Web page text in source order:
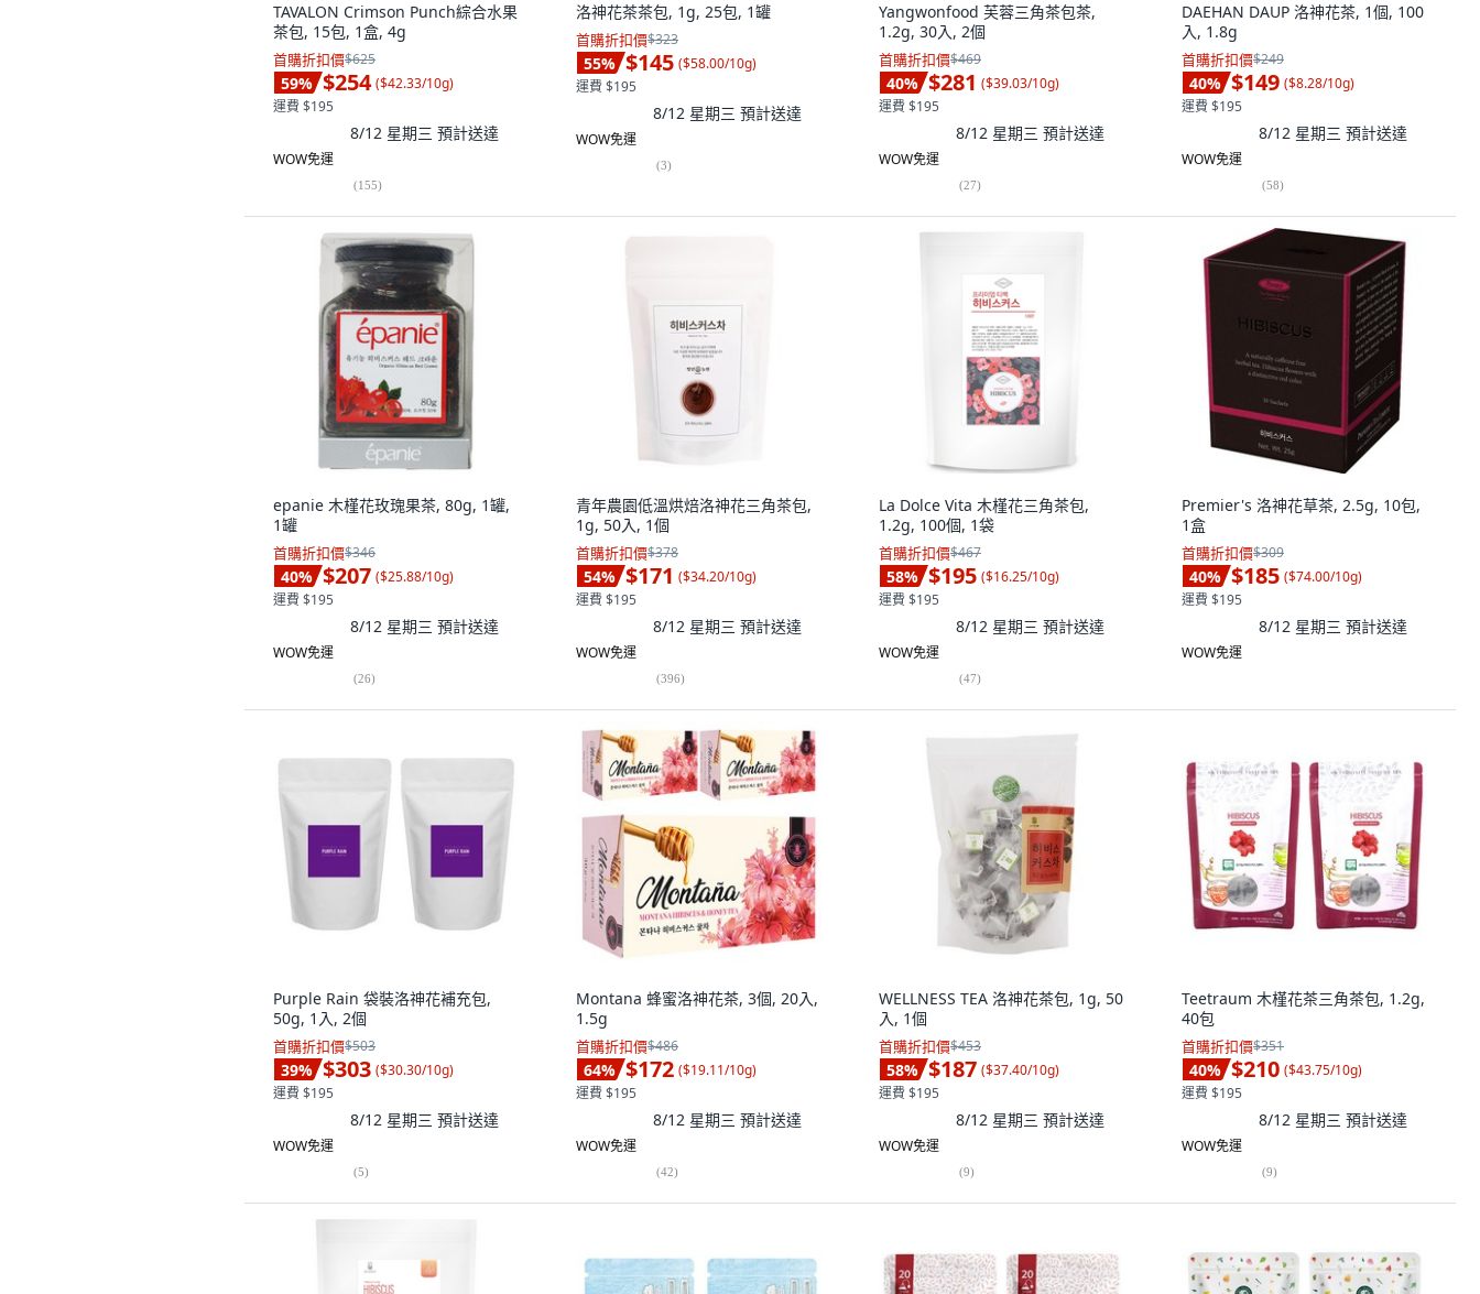
TAVALON Crimson Punch綜合水果
茶包, 15包, 1盒, 4g
首購折扣價$625
59% $254 ($42.33/10g)
運費 $195
8/12 星期三 預計送達
WOW免運
(155)
洛神花茶茶包, 1g, 25包, 1罐
首購折扣價$323
55% $145 ($58.00/10g)
運費 $195
8/12 星期三 預計送達
WOW免運
(3)
Yangwonfood 芙蓉三角茶包茶,
1.2g, 30入, 2個
首購折扣價$469
40% $281 ($39.03/10g)
運費 $195
8/12 星期三 預計送達
WOW免運
(27)
DAEHAN DAUP 洛神花茶, 1個, 100
入, 1.8g
首購折扣價$249
40% $149 ($8.28/10g)
運費 $195
8/12 星期三 預計送達
WOW免運
(58)
epanie 木槿花玫瑰果茶, 80g, 1罐,
1罐
首購折扣價$346
40% $207 ($25.88/10g)
運費 $195
8/12 星期三 預計送達
WOW免運
(26)
青年農園低溫烘焙洛神花三角茶包,
1g, 50入, 1個
首購折扣價$378
54% $171 ($34.20/10g)
運費 $195
8/12 星期三 預計送達
WOW免運
(396)
La Dolce Vita 木槿花三角茶包,
1.2g, 100個, 1袋
首購折扣價$467
58% $195 ($16.25/10g)
運費 $195
8/12 星期三 預計送達
WOW免運
(47)
Premier's 洛神花草茶, 2.5g, 10包,
1盒
首購折扣價$309
40% $185 ($74.00/10g)
運費 $195
8/12 星期三 預計送達
WOW免運
Purple Rain 袋裝洛神花補充包,
50g, 1入, 2個
首購折扣價$503
39% $303 ($30.30/10g)
運費 $195
8/12 星期三 預計送達
WOW免運
(5)
Montana 蜂蜜洛神花茶, 3個, 20入,
1.5g
首購折扣價$486
64% $172 ($19.11/10g)
運費 $195
8/12 星期三 預計送達
WOW免運
(42)
WELLNESS TEA 洛神花茶包, 1g, 50
入, 1個
首購折扣價$453
58% $187 ($37.40/10g)
運費 $195
8/12 星期三 預計送達
WOW免運
(9)
Teetraum 木槿花茶三角茶包, 1.2g,
40包
首購折扣價$351
40% $210 ($43.75/10g)
運費 $195
8/12 星期三 預計送達
WOW免運
(9)